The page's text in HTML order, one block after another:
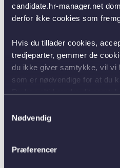
candidate.hr-manager.net
derfor ikke cookies som
Hvis du tillader cookies,
tredjeparter, gemmer de
du ikke giver samtykke, vil vi
som er nødvendige for at du
Nødvendig
Præferencer